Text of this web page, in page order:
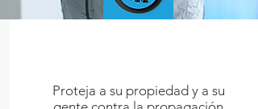
Proteja a su propiedad y a su